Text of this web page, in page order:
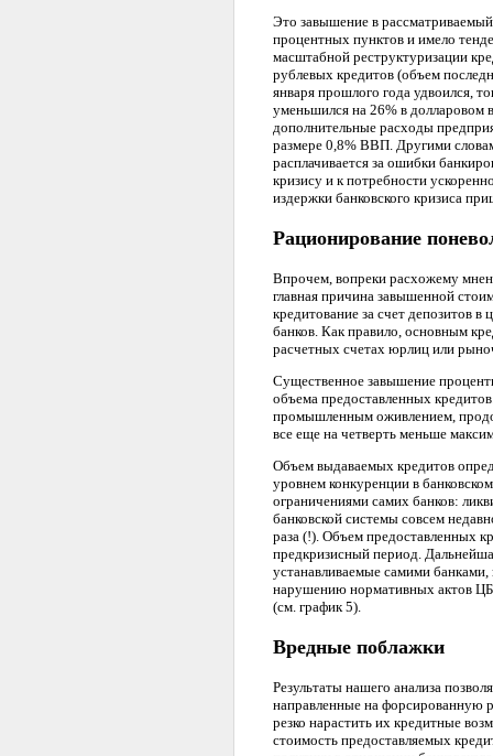
Это завышение в
процентных пунктов и имело
масштабной реструктуризации
рублевых кредитов (объем
января прошлого года удвоился,
уменьшился на 26% в долларовом
дополнительные расходы
размере 0,8% ВВП. Другими
расплачивается за ошибки
кризису и к потребности
издержки банковского кризиса
Рационирование
Впрочем, вопреки расхожему
главная причина завышенной
кредитование за счет депозитов
банков. Как правило, основным
расчетных счетах юрлиц или
Существенное завышение
объема предоставленных
промышленным оживлением,
все еще на четверть меньше
Объем выдаваемых кредитов
уровнем конкуренции в
ограничениями самих банков:
банковской системы совсем
раза (!). Объем предоставленных
предкризисный период.
устанавливаемые самими
нарушению нормативных актов
(см. график 5).
Вредные поблажки
Результаты нашего анализа
направленные на форсированную
резко нарастить их кредитные
стоимость предоставляемых